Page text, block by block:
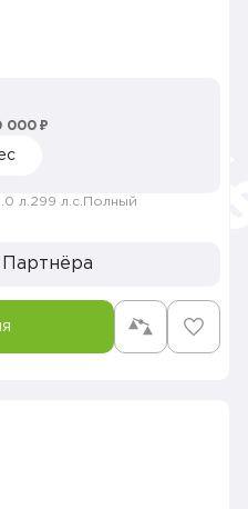
000 ₽
л. 299 л.с. Полный